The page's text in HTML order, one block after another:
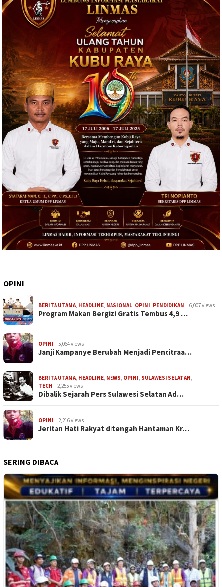
OPINI
BERITA UTAMA, HEADLINE, NASIONAL, OPINI, PENDIDIKAN 6,007 views
Program Makan Bergizi Gratis Tembus 4,9 …
OPINI 5,064 views
Janji Kampanye Berubah Menjadi Pencitraa…
BERITA UTAMA, HEADLINE, NEWS, OPINI, SULAWESI SELATAN,
TECH
2,255 views
Dibalik Sejarah Pers Sulawesi Selatan Ad…
OPINI 2,216 views
Jeritan Hati Rakyat ditengah Hantaman Kr…
SERING DIBACA